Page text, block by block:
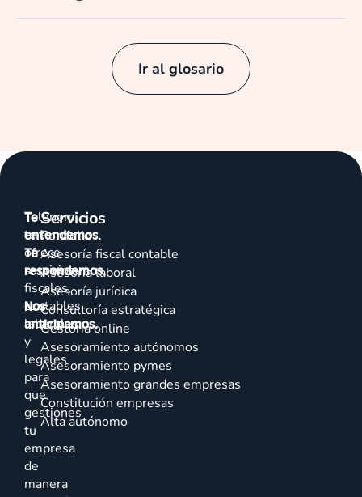
Ir al glosario
Talenom
te
ofrece
servicios
fiscales,
contables,
laborales
y
legales
para
que
gestiones
tu
empresa
de
manera
Te
entendemos.
Te
respondemos.
Nos
anticipamos.
Servicios
Portfolio
Asesoría fiscal contable
Asesoría laboral
Asesoría jurídica
Consultoría estratégica
Gestoría online
Asesoramiento autónomos
Asesoramiento pymes
Asesoramiento grandes empresas
Constitución empresas
Alta autónomo